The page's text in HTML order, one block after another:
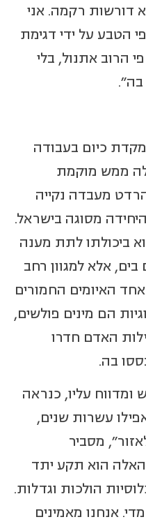
דורשות רקמה. אני
הטבע על ידי דגימת
הרוב אתנול, בלי
בה".
כיום בעבודה
ממש מוקמת
מעבדה נקייה
מסוגה בישראל.
ביכולתו לתת מענה
אלא למגוון רחב
האיומים החמורים
הם מינים פולשים,
האדם חדרו
בה.
ומדווח עליו, כנראה
עשרות שנים,
מסביר
האלה הוא תקע יתד
הולכות וגדלות.
אנחנו מאמינים